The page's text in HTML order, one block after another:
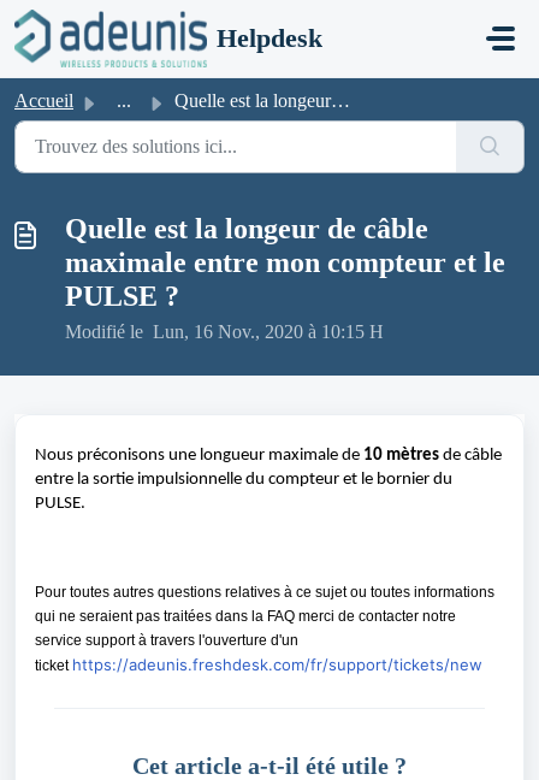
Passer au contenu principal
Helpdesk
Accueil ... Quelle est la longeur de câble maximale entre mon compteu...
Quelle est la longeur de câble
maximale entre mon compteur et le
PULSE ?
Modifié le Lun, 16 Nov., 2020 à 10:15 H
Nous préconisons une longueur maximale de 10 mètres de câble
entre la sortie impulsionnelle du compteur et le bornier du
PULSE.
Pour toutes autres questions relatives à ce sujet ou toutes informations
qui ne seraient pas traitées dans la FAQ merci de contacter notre
service support à travers l'ouverture d'un
ticket https://adeunis.freshdesk.com/fr/support/tickets/new
Cet article a-t-il été utile ?